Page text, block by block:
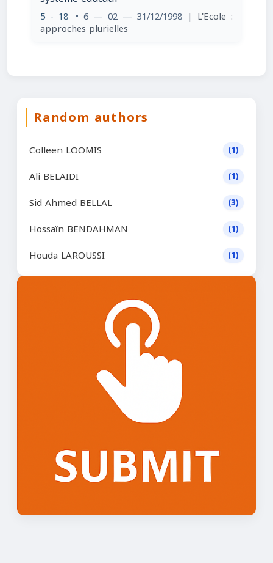
5 - 18 • 6 — 02 — 31/12/1998 | L'Ecole :
approches plurielles
Random authors
Colleen LOOMIS (1)
Ali BELAIDI (1)
Sid Ahmed BELLAL (3)
Hossaïn BENDAHMAN (1)
Houda LAROUSSI (1)